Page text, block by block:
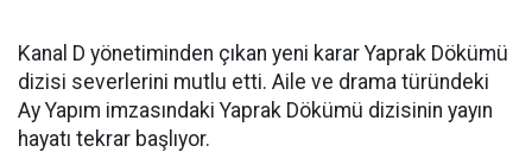
Kanal D yönetiminden çıkan yeni karar Yaprak Dökümü
dizisi severlerini mutlu etti. Aile ve drama türündeki
Ay Yapım imzasındaki Yaprak Dökümü dizisinin yayın
hayatı tekrar başlıyor.